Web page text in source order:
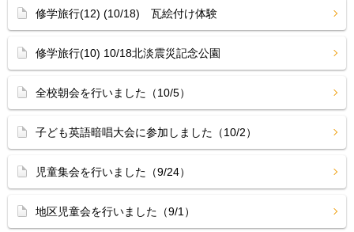
修学旅行(12) (10/18) 瓦絵付け体験
修学旅行(10) 10/18北淡震災記念公園
全校朝会を行いました（10/5）
子ども英語暗唱大会に参加しました（10/2）
児童集会を行いました（9/24）
地区児童会を行いました（9/1）